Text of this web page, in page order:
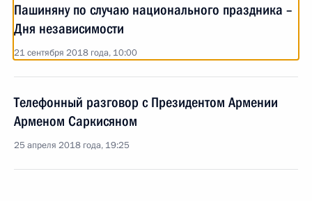
Пашиняну по случаю национального праздника –
Дня независимости
21 сентября 2018 года, 10:00
Телефонный разговор с Президентом Армении
Арменом Саркисяном
25 апреля 2018 года, 19:25